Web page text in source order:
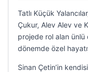
Tatlı Küçük
Çukur, Alev Alev ve
projede rol alan ünlü
dönemde özel
Sinan Çetin’in